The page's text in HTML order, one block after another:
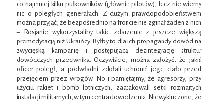
co najmniej kilku pułkowników (głównie pilotów), lecz nie wiemy
nic o poległych generałach. Z dużym prawdopodobieństwem
można przyjąć, że bezpośrednio na froncie nie zginął żaden z nich
– Rosjanie wykorzystaliby takie zdarzenie z jeszcze większą
premedytacją niż Ukraińcy. Byłby to dla ich propagandy dowód na
zwycięską kampanię i postępującą dezintegrację struktur
dowódczych przeciwnika. Oczywiście, można założyć, że jakiś
oficer poległ, a podwładni zdołali uchronić jego ciało przed
przejęciem przez wrogów. No i pamiętajmy, że agresorzy, przy
użyciu rakiet i bomb lotniczych, zaatakowali setki rozmaitych
instalacji militarnych, w tym centra dowodzenia. Niewykluczone, że